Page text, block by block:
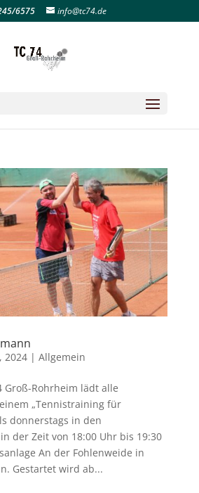
6575 info@tc74.de
2024| Allgemein
Groß-Rohrheim lädt alle
„Tennistraining für
donnerstags in den
der Zeit von 18:00 Uhr bis 19:30
An der Fohlenweide in
Gestartet wird ab...